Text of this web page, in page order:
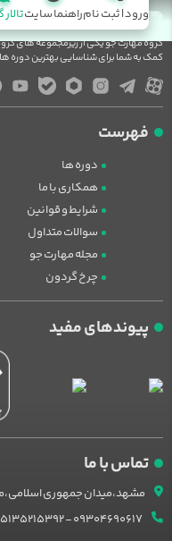
ورود | ثبت نامراهنما سایت
گروه مهارت جو یکی از زیرمجموعه های
کمک به شما برای شناسایی بهترین دوره
فهرست
دوره ها
همکاری با ما
شرایط و قوانین
سوالات متداول
مجله مهارت جو
چرخ گردون
پیوندهای مفید
تماس با ما
مشهد،میدان جمهوری
09304690617 - 05135215392